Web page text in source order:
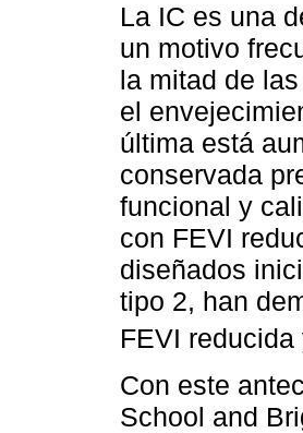
La IC es una
un motivo
la mitad de
el
última está
conservada
funcional y
con FEVI
diseñados
tipo 2, han
FEVI
Con este
School and